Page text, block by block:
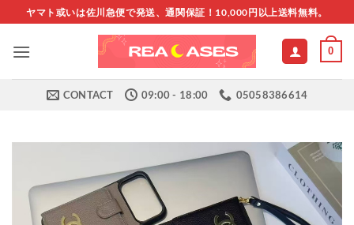
to
content
ヤマト或いは佐川急便で発送、通関保証！10,000円以上送料無料。
0
CONTACT 09:00 - 18:00 05058386614